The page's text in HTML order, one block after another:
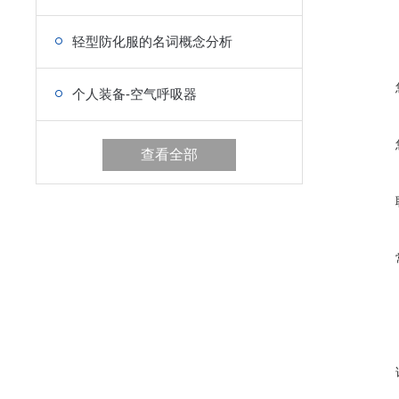
轻型防化服的名词概念分析
个人装备-空气呼吸器
查看全部